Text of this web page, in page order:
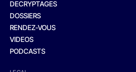
DECRYPTAGES
DOSSIERS
RENDEZ-VOUS
VIDEOS
PODCASTS